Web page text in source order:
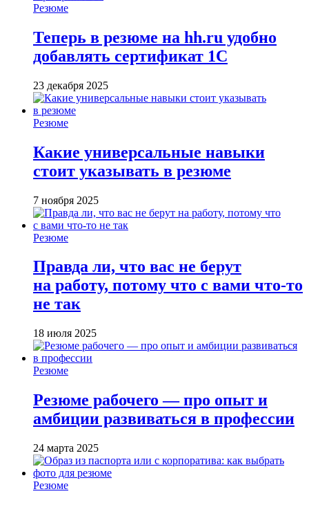
Резюме
Теперь в резюме на hh.ru удобно
добавлять сертификат 1С
23 декабря 2025
Резюме
Какие универсальные навыки
стоит указывать в резюме
7 ноября 2025
Резюме
Правда ли, что вас не берут
на работу, потому что с вами что-то
не так
18 июля 2025
Резюме
Резюме рабочего — про опыт и
амбиции развиваться в профессии
24 марта 2025
Резюме